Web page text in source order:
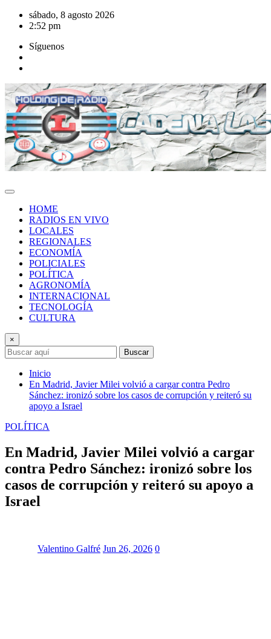
Saltar
sábado, 8 agosto 2026
2:52 pm
Síguenos
HOME
RADIOS EN VIVO
LOCALES
REGIONALES
ECONOMÍA
POLICIALES
POLÍTICA
AGRONOMÍA
INTERNACIONAL
TECNOLOGÍA
CULTURA
×
Buscar
Inicio
En Madrid, Javier Milei volvió a cargar contra Pedro
Sánchez: ironizó sobre los casos de corrupción y reiteró su
apoyo a Israel
POLÍTICA
En Madrid, Javier Milei volvió a cargar
contra Pedro Sánchez: ironizó sobre los
casos de corrupción y reiteró su apoyo a
Israel
Valentino Galfré Jun 26, 2026 0